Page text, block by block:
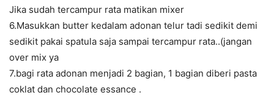
Jika sudah tercampur rata matikan mixer
6.Masukkan butter kedalam adonan telur tadi sedikit demi
sedikit pakai spatula saja sampai tercampur rata..(jangan
over mix ya
7.bagi rata adonan menjadi 2 bagian, 1 bagian diberi pasta
coklat dan chocolate essance .